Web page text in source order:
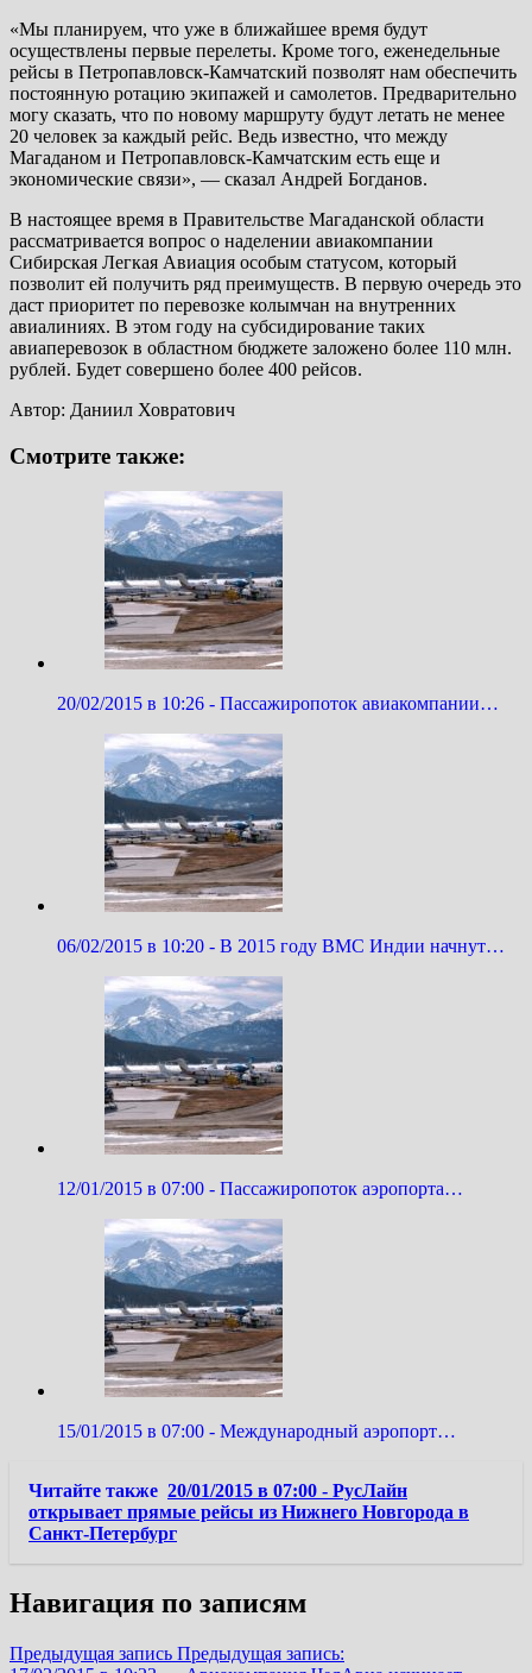
«Мы планируем, что уже в ближайшее время будут
осуществлены первые перелеты. Кроме того, еженедельные
рейсы в Петропавловск-Камчатский позволят нам обеспечить
постоянную ротацию экипажей и самолетов. Предварительно
могу сказать, что по новому маршруту будут летать не менее
20 человек за каждый рейс. Ведь известно, что между
Магаданом и Петропавловск-Камчатским есть еще и
экономические связи», — сказал Андрей Богданов.
В настоящее время в Правительстве Магаданской области
рассматривается вопрос о наделении авиакомпании
Сибирская Легкая Авиация особым статусом, который
позволит ей получить ряд преимуществ. В первую очередь это
даст приоритет по перевозке колымчан на внутренних
авиалиниях. В этом году на субсидирование таких
авиаперевозок в областном бюджете заложено более 110 млн.
рублей. Будет совершено более 400 рейсов.
Автор: Даниил Ховратович
Смотрите также:
20/02/2015 в 10:26 - Пассажиропоток авиакомпании…
06/02/2015 в 10:20 - В 2015 году ВМС Индии начнут…
12/01/2015 в 07:00 - Пассажиропоток аэропорта…
15/01/2015 в 07:00 - Международный аэропорт…
Читайте также 20/01/2015 в 07:00 - РусЛайн
открывает прямые рейсы из Нижнего Новгорода в
Санкт-Петербург
Навигация по записям
Предыдущая запись Предыдущая запись: